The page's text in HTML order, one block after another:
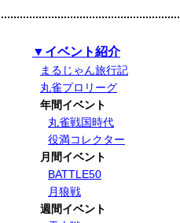
▼イベント紹介
まるじゃん旅行記
丸雀プロリーグ
年間イベント
丸雀戦国時代
役満コレクター
月間イベント
BATTLE50
月狼戦
週間イベント